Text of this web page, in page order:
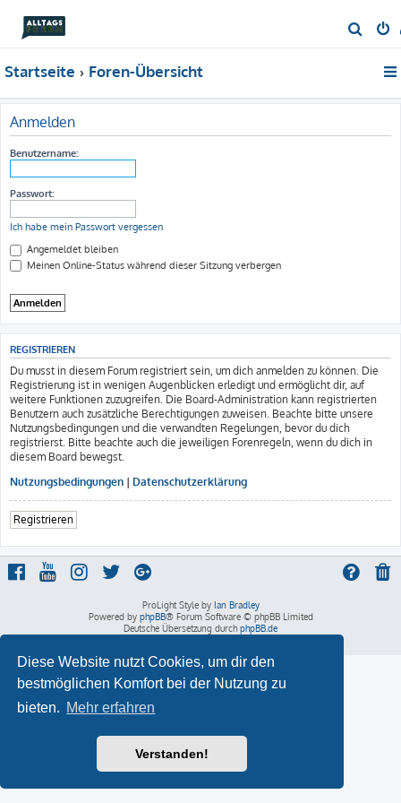
Diese Website nutzt Cookies, um dir den
bestmöglichen Komfort bei der Nutzung zu
bieten. Mehr erfahren
Verstanden!
u
Startseite Foren-Übersicht
Anmelden
Benutzername:
Passwort:
Ich habe mein Passwort vergessen
Angemeldet bleiben
Meinen Online-Status während dieser Sitzung verbergen
REGISTRIEREN
Du musst in diesem Forum registriert sein, um dich anmelden zu können. Die
Registrierung ist in wenigen Augenblicken erledigt und ermöglicht dir, auf
weitere Funktionen zuzugreifen. Die Board-Administration kann registrierten
Benutzern auch zusätzliche Berechtigungen zuweisen. Beachte bitte unsere
Nutzungsbedingungen und die verwandten Regelungen, bevor du dich
registrierst. Bitte beachte auch die jeweiligen Forenregeln, wenn du dich in
diesem Board bewegst.
Nutzungsbedingungen | Datenschutzerklärung
Registrieren
ProLight Style by Ian Bradley
Powered by phpBB® Forum Software © phpBB Limited
Deutsche Übersetzung durch phpBB.de